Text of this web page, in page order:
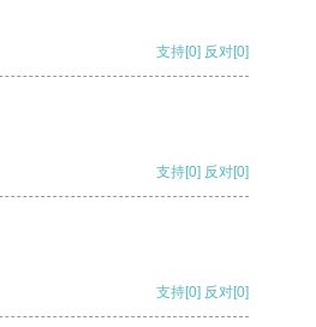
支持[0] 反对[0]
支持[0] 反对[0]
支持[0] 反对[0]